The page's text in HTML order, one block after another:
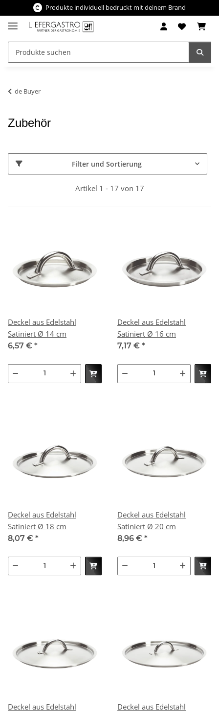
Produkte individuell bedruckt mit deinem Brand
de Buyer
Zubehör
Filter und Sortierung
Artikel 1 - 17 von 17
Deckel aus Edelstahl
Satiniert Ø 14 cm
6,57 € *
Deckel aus Edelstahl
Satiniert Ø 16 cm
7,17 € *
Deckel aus Edelstahl
Satiniert Ø 18 cm
8,07 € *
Deckel aus Edelstahl
Satiniert Ø 20 cm
8,96 € *
Deckel aus Edelstahl
Deckel aus Edelstahl